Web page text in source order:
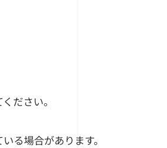
ださい。
る場合があります。